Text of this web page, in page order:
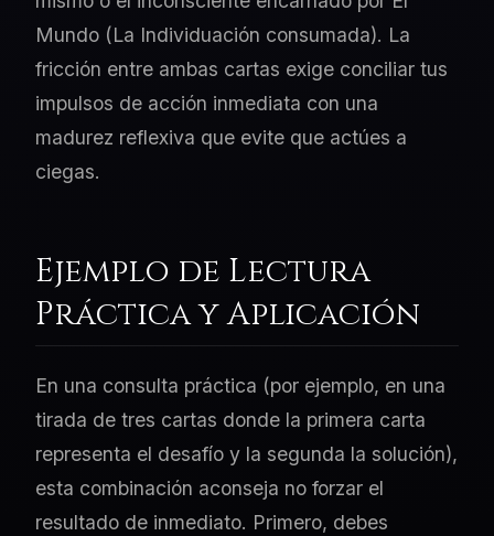
Mundo (La Individuación consumada). La
fricción entre ambas cartas exige conciliar tus
impulsos de acción inmediata con una
madurez reflexiva que evite que actúes a
ciegas.
Ejemplo de Lectura
Práctica y Aplicación
En una consulta práctica (por ejemplo, en una
tirada de tres cartas donde la primera carta
representa el desafío y la segunda la solución),
esta combinación aconseja no forzar el
resultado de inmediato. Primero, debes